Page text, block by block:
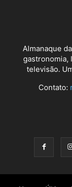
Almanaque
gastronomia,
televisão.
Contato: